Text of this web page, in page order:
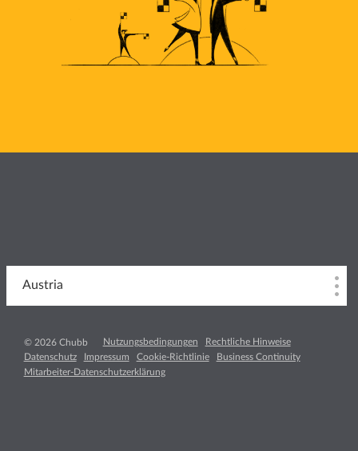
Austria
© 2026 Chubb Nutzungsbedingungen
Rechtliche Hinweise
Datenschutz
Impressum Cookie-Richtlinie
Business Continuity
Mitarbeiter-Datenschutzerklärung